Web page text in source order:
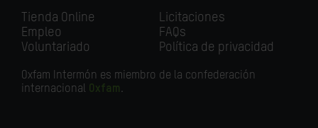
Tienda Online
Empleo
Voluntariado
Licitaciones
FAQs
Política de privacidad
Oxfam Intermón es miembro de la confederación
internacional Oxfam.